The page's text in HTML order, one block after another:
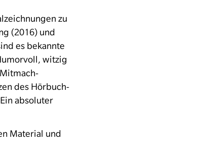
zu
(2016) und
es bekannte
witzig
des Hörbuch-
absoluter
Material und